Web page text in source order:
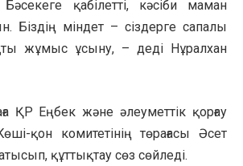
қабілетті, кәсіби маман
Біздің міндет – сіздерге сапалы
жұмыс ұсыну, – деді Нұралхан
ҚР Еңбек және әлеуметтік қорғау
қон комитетінің төрағасы Әсет
құттықтау сөз сөйледі.